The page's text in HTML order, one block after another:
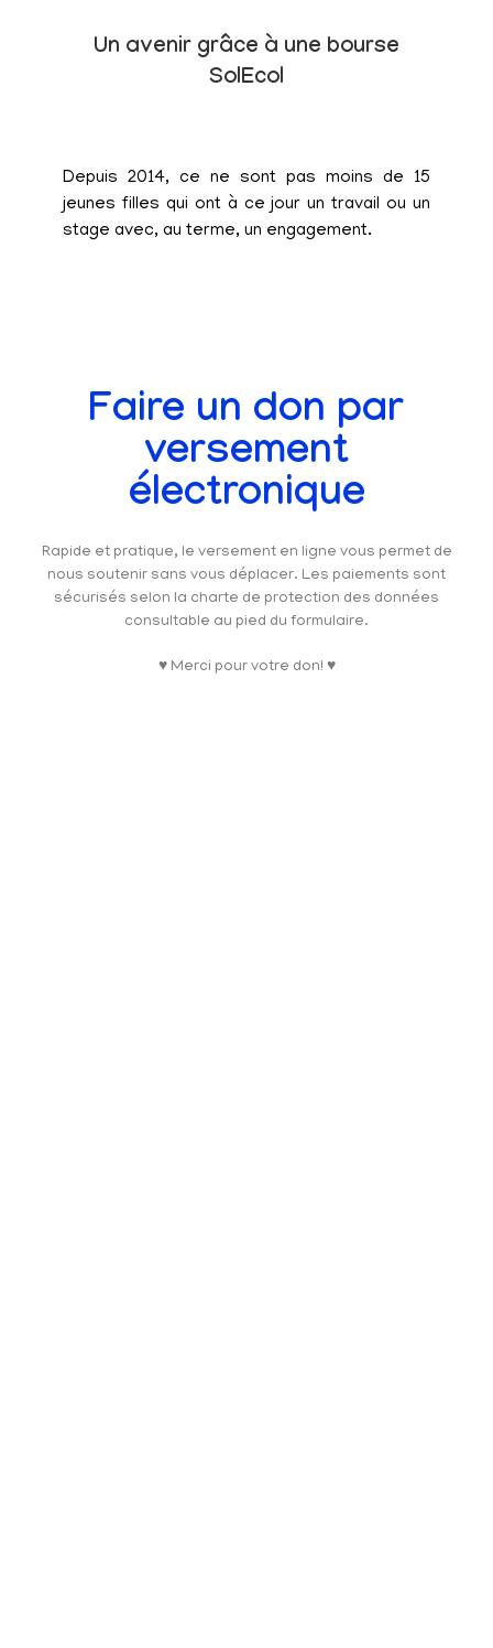
Un avenir grâce à une bourse
SolEcol
Depuis 2014, ce ne sont pas moins de 15
jeunes filles qui ont à ce jour un travail ou un
stage avec, au terme, un engagement.
Faire un don par
versement
électronique
Rapide et pratique, le versement en ligne vous permet de
nous soutenir sans vous déplacer. Les paiements sont
sécurisés selon la charte de protection des données
consultable au pied du formulaire.
♥ Merci pour votre don! ♥